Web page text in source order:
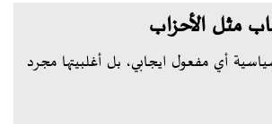
مثل الأحزاب
أي مفعول ايجابي، بل أغلبيتها مجرد